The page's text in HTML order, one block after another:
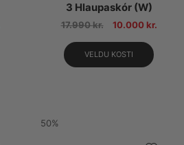
3 Hlaupaskór (W)
17.990kr. 10.000 kr.
VELDU KOSTI
50%